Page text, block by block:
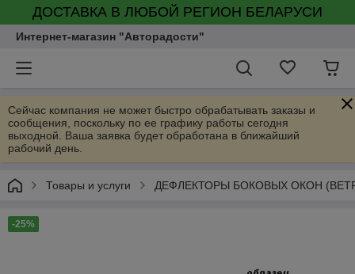
ДОСТАВКА В ЛЮБОЙ РЕГИОН БЕЛАРУСИ
Интернет-магазин "Авторадости"
Сейчас компания не может быстро обрабатывать заказы и
сообщения, поскольку по ее графику работы сегодня
выходной. Ваша заявка будет обработана в ближайший
рабочий день.
Товары и услуги ДЕФЛЕКТОРЫ БОКОВЫХ ОКОН
-25%